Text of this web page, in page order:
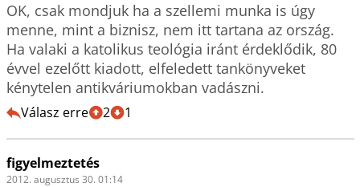
OK, csak mondjuk ha a szellemi munka is úgy
menne, mint a biznisz, nem itt tartana az ország.
Ha valaki a katolikus teológia iránt érdeklődik, 80
évvel ezelőtt kiadott, elfeledett tankönyveket
kénytelen antikváriumokban vadászni.
Válasz erre 2 1
figyelmeztetés
2012. augusztus 30. 01:14